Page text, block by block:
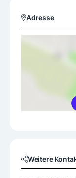
Adresse
Weitere